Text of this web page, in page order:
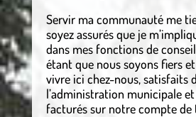
Servir ma communauté me
soyez assurés que je
dans mes fonctions de
étant que nous soyons fiers
vivre ici chez-nous, satisfaits
l’administration municipale
facturés sur notre compte de